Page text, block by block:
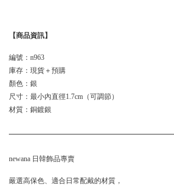
【商品資訊】
編號：n963
庫存：現貨＋預購
顏色：銀
尺寸：最小內直徑1.7cm（可調節）
材質：銅鍍銀
newana 日韓飾品專賣
嚴選高保色、適合日常配戴的材質，